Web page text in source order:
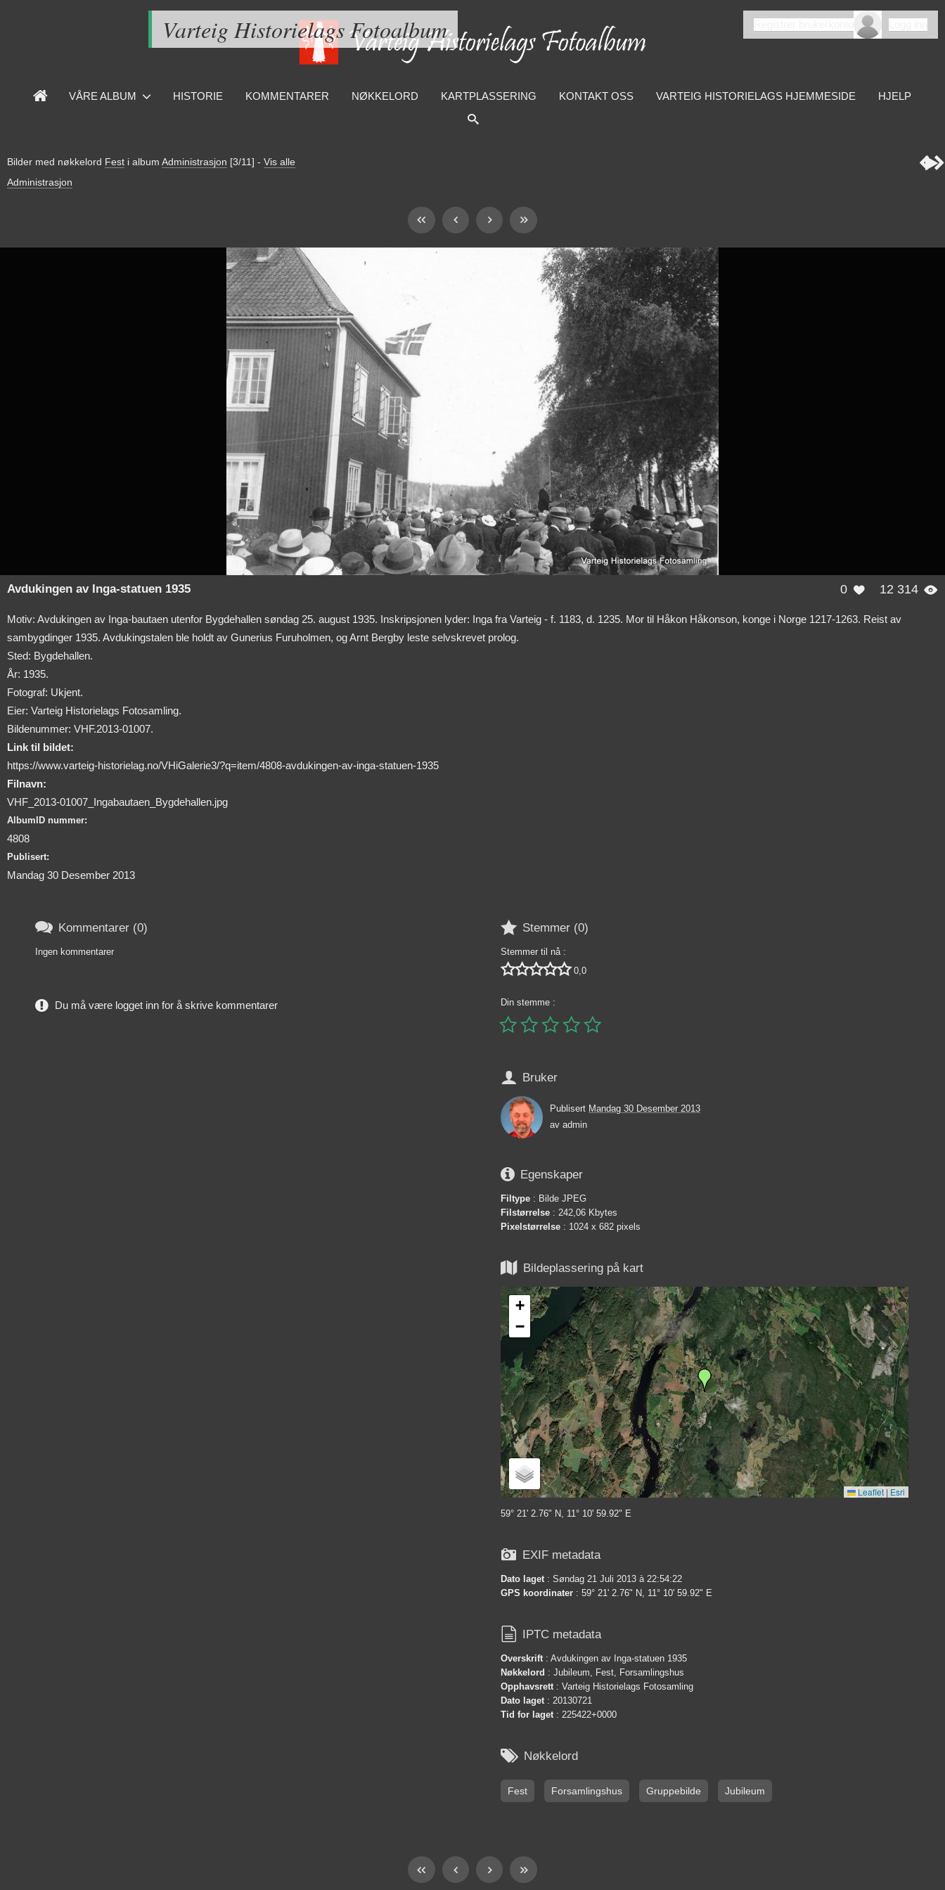
Varteig Historielags Fotoalbum
VÅRE ALBUM HISTORIE KOMMENTARER NØKKELORD KARTPLASSERING KONTAKT OSS VARTEIG HISTORIELAGS HJEMMESIDE HJELP
Bilder med nøkkelord Fest i album Administrasjon [3/11] - Vis alle
Administrasjon

0  12 314 
Avdukingen av Inga-statuen 1935
Motiv: Avdukingen av Inga-bautaen utenfor Bygdehallen søndag 25. august 1935. Inskripsjonen lyder: Inga fra Varteig - f. 1183, d. 1235. Mor til Håkon Håkonson, konge i Norge 1217-1263. Reist av
sambygdinger 1935. Avdukingstalen ble holdt av Gunerius Furuholmen, og Arnt Bergby leste selvskrevet prolog.
Sted: Bygdehallen.
År: 1935.
Fotograf: Ukjent.
Eier: Varteig Historielags Fotosamling.
Bildenummer: VHF.2013-01007.
Link til bildet:
https://www.varteig-historielag.no/VHiGalerie3/?q=item/4808-avdukingen-av-inga-statuen-1935
Filnavn:
VHF_2013-01007_Ingabautaen_Bygdehallen.jpg
AlbumID nummer:
4808
Publisert:
Mandag 30 Desember 2013
 Stemmer (0)
Stemmer til nå :
 0,0
Din stemme :

 Bruker
Publisert Mandag 30 Desember 2013
av admin
 Egenskaper
Filtype : Bilde JPEG
Filstørrelse : 242,06 Kbytes
Pixelstørrelse : 1024 x 682 pixels
 Bildeplassering på kart
+
−
Leaflet | Esri
59° 21' 2.76" N, 11° 10' 59.92" E
 EXIF metadata
Dato laget: Søndag 21 Juli 2013 à 22:54:22
GPS koordinater : 59° 21' 2.76" N, 11° 10' 59.92" E
 IPTC metadata
Overskrift: Avdukingen av Inga-statuen 1935
Nøkkelord : Jubileum, Fest, Forsamlingshus
Opphavsrett: Varteig Historielags Fotosamling
Dato laget: 20130721
Tid for laget: 225422+0000
 Nøkkelord
Fest Forsamlingshus Gruppebilde Jubileum
 Kommentarer (0)
Ingen kommentarer
Du må være logget inn for å skrive kommentarer